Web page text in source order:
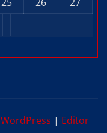
25 26
27
WordPress | Editor